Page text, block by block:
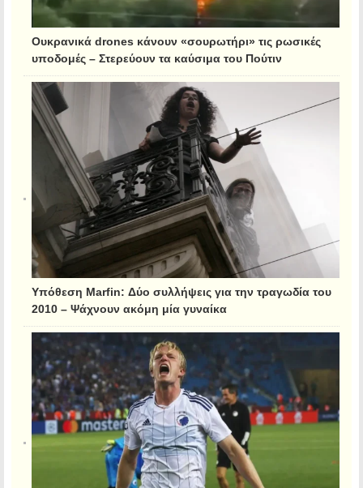
Ουκρανικά drones κάνουν «σουρωτήρι» τις ρωσικές
υποδομές – Στερεύουν τα καύσιμα του Πούτιν
Υπόθεση Marfin: Δύο συλλήψεις για την τραγωδία του
2010 – Ψάχνουν ακόμη μία γυναίκα